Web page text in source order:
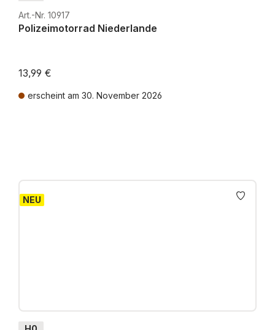
Art.-Nr. 10917
Polizeimotorrad Niederlande
13,99 €
erscheint am 30. November 2026
NEU